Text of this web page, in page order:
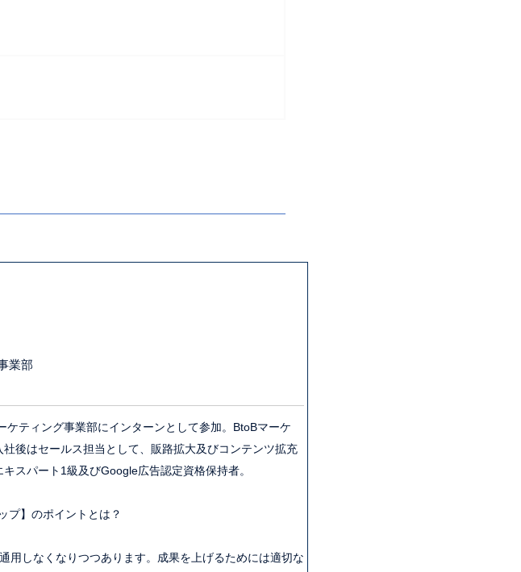
業部
ティング事業部にインターンとして参加。​BtoBマーケ
後はセールス担当として、販路拡大及びコンテンツ拡充
スパート1級及びGoogle広告認定資格保持者。​
プ】のポイン トとは？
しなくなりつつあります。成果を上げるためには適切な